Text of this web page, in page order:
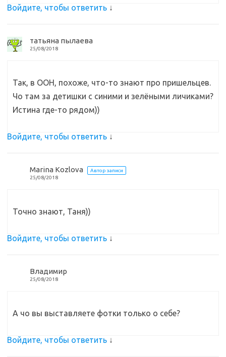
Войдите, чтобы ответить ↓
татьяна пылаева
25/08/2018
Так, в ООН, похоже, что-то знают про пришельцев.
Чо там за детишки с синими и зелёными личиками?
Истина где-то рядом))
Войдите, чтобы ответить ↓
Marina Kozlova
Автор записи
25/08/2018
Точно знают, Таня))
Войдите, чтобы ответить ↓
Владимир
25/08/2018
А чо вы выставляете фотки только о себе?
Войдите, чтобы ответить ↓